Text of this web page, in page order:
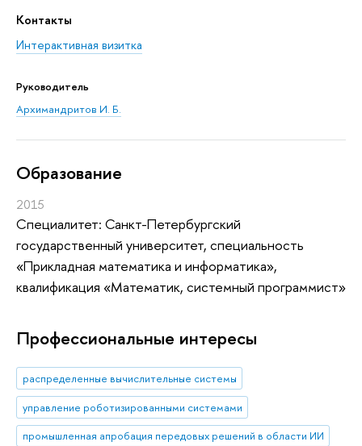
Контакты
Интерактивная визитка
Руководитель
Архимандритов И. Б.
Oбразование
2015
Специалитет: Санкт-Петербургский
государственный университет, специальность
«Прикладная математика и информатика»,
квалификация «Математик, системный программист»
Профессиональные интересы
распределенные вычислительные системы
управление роботизированными системами
промышленная апробация передовых решений в области ИИ